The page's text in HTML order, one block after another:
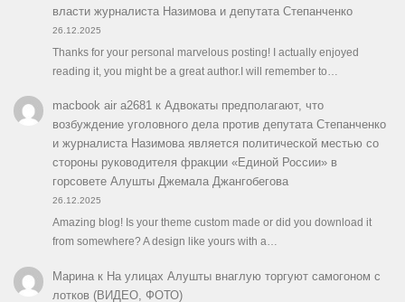
власти журналиста Назимова и депутата Степанченко
26.12.2025
Thanks for your personal marvelous posting! I actually enjoyed
reading it, you might be a great author.I will remember to…
macbook air a2681к Адвокаты предполагают, что
возбуждение уголовного дела против депутата Степанченко
и журналиста Назимова является политической местью со
стороны руководителя фракции «Единой России» в
горсовете Алушты Джемала Джангобегова
26.12.2025
Amazing blog! Is your theme custom made or did you download it
from somewhere? A design like yours with a…
Маринак На улицах Алушты внаглую торгуют самогоном с
лотков (ВИДЕО, ФОТО)